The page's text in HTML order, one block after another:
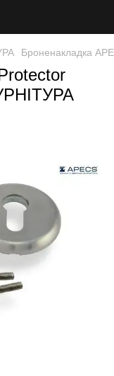
Броненакладка